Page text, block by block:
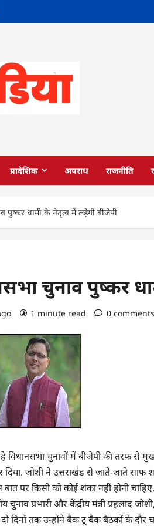
प्रादेशिक अपराध राजनीति
पुष्कर धामी के नेतृत्व में लड़ेगी बीजेपी
चुनाव पुष्कर
1 minute read 0 comments
विधानसभा चुनावों में बीजेपी की तरफ से
दिया. जोशी ने उत्तराखंड से जाते-जाते
पर किसी को कोई शंका नहीं होनी चाहिए.
प्रभारी और केंद्रीय मंत्री प्रहलाद
दो दिनों तक उन्होंने बैक टू बैक बैठकों के